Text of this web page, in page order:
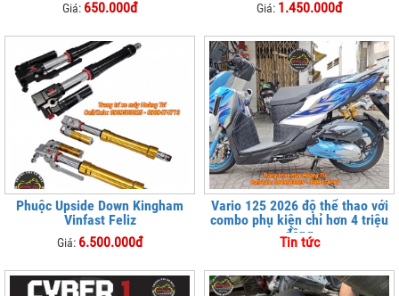
Giá: 650.000đ Giá: 1.450.000đ
Phuộc Upside Down Kingham
Vinfast Feliz
Giá: 6.500.000đ
Vario 125 2026 độ thể thao với
combo phụ kiện chỉ hơn 4 triệu
đồng
Tin tức